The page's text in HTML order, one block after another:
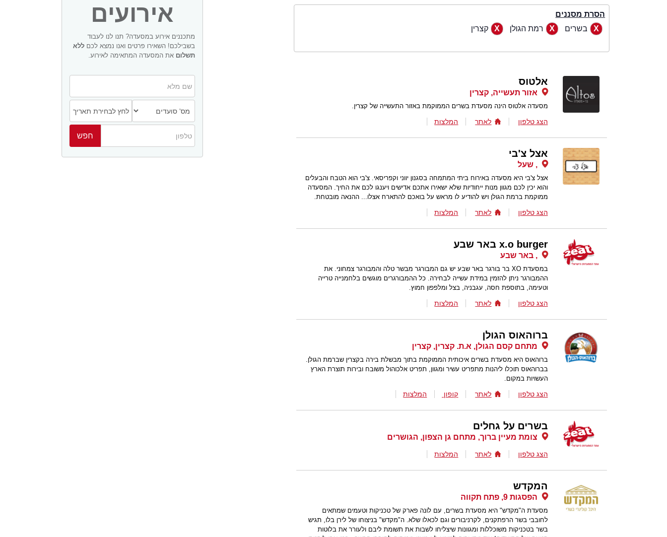
אירועים
מתכננים אירוע במסעדה? תנו לנו לעבוד
בשבילכם! השאירו פרטים ואנו נמצא לכם ללא
תשלום את המסעדה המתאימה לאירוע.
הסרת מסננים
בשרים
רמת הגולן קצרין
אלטוס
אזור תעשייה, קצרין
מסעדה אלטוס הינה מסעדת בשרים הממוקמת באזור התעשייה של קצרין.
הצג טלפון לאתר המלצות
אצל צ'בי
, שעל
אצל צ'בי היא מסעדה באירוח ביתי המתמחה בסגנון יווני וקפריסאי. צ'בי הוא הטבח והבעלים
והוא יכין לכם מגוון מנות ייחודיות שלא ישאירו אתכם אדישים ויענגו לכם את החיך. המסעדה
ממוקמת ברמת הגולן ויש להודיע לו מראש על בואכם להתארח אצלו... ההנאה מובטחת.
הצג טלפון לאתר המלצות
x.o burger באר שבע
, באר שבע
במסעדת XO בר בורגר באר שבע יש גם המבורגר מבשר טלה והמבורגר צמחוני. את
ההמבורגר ניתן להזמין במידת עשייה לבחירה. כל ההמבורגרים מוגשים בלחמנייה טרייה
וטעימה, בתוספת חסה, עגבניה, בצל ומלפפון חמוץ.
הצג טלפון לאתר המלצות
ברוהאוס הגולן
מתחם קסם הגולן, א.ת. קצרין, קצרין
ברוהאוס היא מסעדת בשרים איכותית הממוקמת בתוך מבשלת בירה בקצרין שברמת הגולן.
בברוהאוס תוכלו ליהנות מתפריט עשיר ומגוון, תפריט אלכוהול משובח ובירות תוצרת הארץ
העשויות במקום.
הצג טלפון לאתר קופון המלצות
בשרים על גחלים
צומת מעיין ברוך, מתחם גן הצפון, הגושרים
הצג טלפון לאתר המלצות
המקדש
הפסגות 9, פתח תקווה
מסעדת ה"מקדש" היא מסעדת בשרים, עם לונה פארק של טכניקות וטעמים שמתאים
לחובבי בשר הרפתקנים, לקרניבורים וגם לכאלו שלא. ה"מקדש" בניצוחו של לירן בלו, תגיש
בשר בטכניקות משוכללות ומגוונות שיצליחו לשבות את תשומת ליבם ולעורר את בלוטות